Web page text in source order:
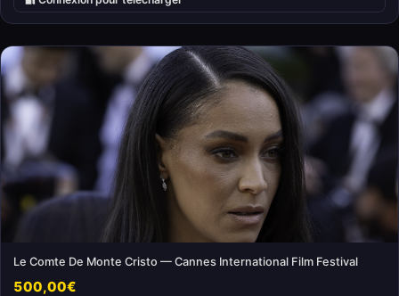
Le Comte De Monte Cristo — Cannes International Film Festival
500,00€